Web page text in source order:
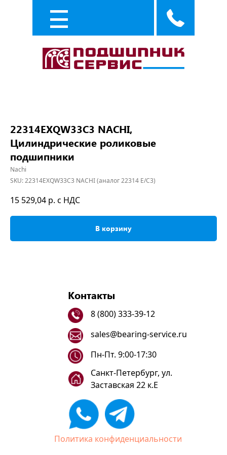
22314EXQW33C3 NACHI,
Цилиндрические роликовые
подшипники
Nachi
SKU:22314EXQW33C3 NACHI (аналог 22314 E/C3)
15 529,04 р. с НДС
В корзину
Контакты
8 (800) 333-39-12
sales@bearing-service.ru
Санкт-Петербург, ул.
Заставская 22 к.Е
Пн-Пт. 9:00-17:30
Политика конфиденциальности